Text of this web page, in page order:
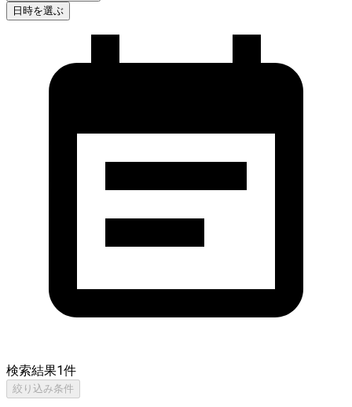
日時を選ぶ
検索結果1件
絞り込み条件